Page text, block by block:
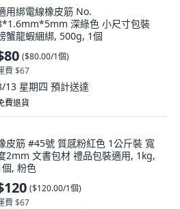
用綁電線橡皮筋 No.
深綠色 小尺寸包裝
蟹龍蝦綑綁, 500g, 1個
($80.00/1個)
費 $67
13 星期四 預計送達
費退貨
皮筋 #45號 質感粉紅色 1公斤裝 寬
2mm 文書包材 禮品包裝適用, 1kg,
個, 粉色
($120.00/1個)
費 $67